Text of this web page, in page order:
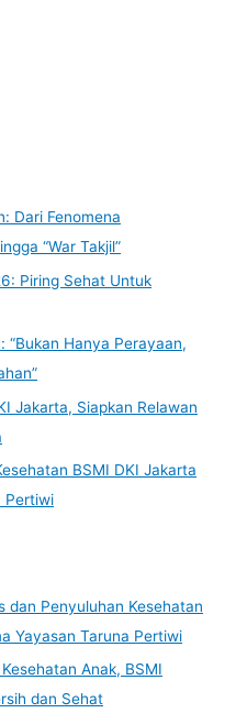
Dari Fenomena
“War Takjil”
Piring Sehat Untuk
“Bukan Hanya Perayaan,
Jakarta, Siapkan Relawan
BSMI DKI Jakarta
Pertiwi
dan Penyuluhan Kesehatan
Yayasan Taruna Pertiwi
Anak, BSMI
dan Sehat